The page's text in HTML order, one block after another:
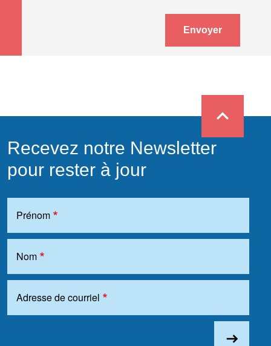
Envoyer
expand_less
Recevez notre Newsletter
pour rester à jour
Adresse de courriel
Nom
Prénom
east